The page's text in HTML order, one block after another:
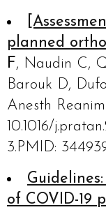
planned
F, Naudin C,
Barouk D,
Anesth
10.1016/
3.PMID:
of COVID-19